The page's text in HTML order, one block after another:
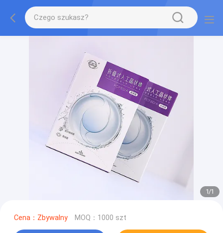
1/1
Cena：Zbywalny MOQ：1000 szt